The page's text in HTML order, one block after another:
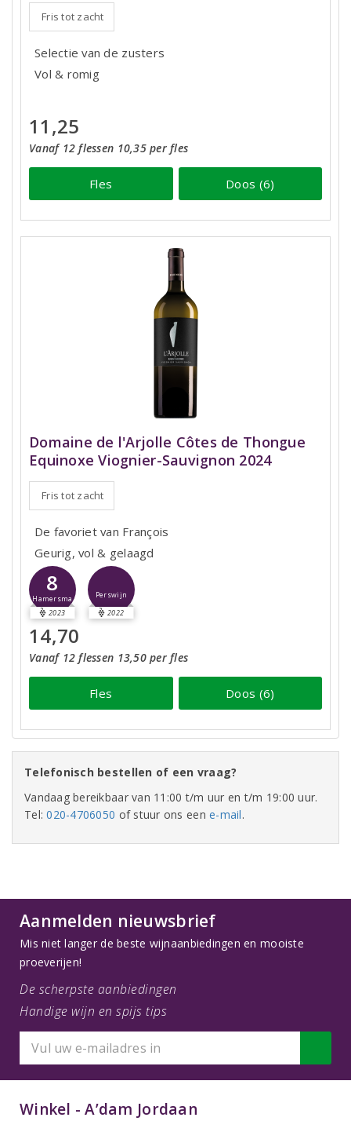
Fris tot zacht
Selectie van de zusters
Vol & romig
11,25
Vanaf 12 flessen 10,35 per fles
Fles Doos (6)
Domaine de l'Arjolle Côtes de Thongue
Equinoxe Viognier-Sauvignon 2024
Fris tot zacht
De favoriet van François
Geurig, vol & gelaagd
8
Hamersma
2023
Perswijn
2022
14,70
Vanaf 12 flessen 13,50 per fles
Fles Doos (6)
Telefonisch bestellen of een vraag?
Vandaag bereikbaar van 11:00 t/m uur en t/m 19:00 uur.
Tel:020-4706050 of stuur ons eene-mail.
Aanmelden nieuwsbrief
Mis niet langer de beste wijnaanbiedingen en mooiste
proeverijen!
De scherpste aanbiedingen
Handige wijn en spijs tips
Winkel - A’dam Jordaan